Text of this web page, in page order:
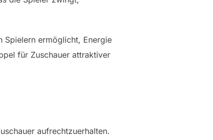
Spielern ermöglicht, Energie
für Zuschauer attraktiver
aufrechtzuerhalten.